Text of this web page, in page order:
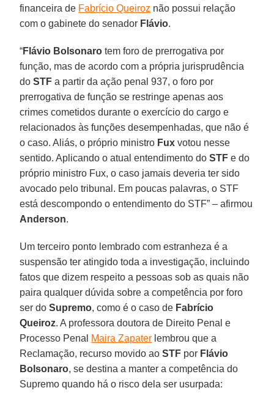
financeira de Fabrício Queiroz não possui relação
com o gabinete do senador Flávio.
“Flávio Bolsonaro tem foro de prerrogativa por
função, mas de acordo com a própria jurisprudência
doSTF a partir da ação penal 937, o foro por
prerrogativa de função se restringe apenas aos
crimes cometidos durante o exercício do cargo e
relacionados às funções desempenhadas, que não é
o caso. Aliás, o próprio ministro Fux votou nesse
sentido. Aplicando o atual entendimento doSTF e do
próprio ministro Fux, o caso jamais deveria ter sido
avocado pelo tribunal. Em poucas palavras, o STF
está descompondo o entendimento do STF” – afirmou
Anderson.
Um terceiro ponto lembrado com estranheza é a
suspensão ter atingido toda a investigação, incluindo
fatos que dizem respeito a pessoas sob as quais não
paira qualquer dúvida sobre a competência por foro
ser doSupremo, como é o caso de Fabrício
Queiroz. A professora doutora de Direito Penal e
Processo Penal Maira Zapater lembrou que a
Reclamação, recurso movido aoSTF por Flávio
Bolsonaro, se destina a manter a competência do
Supremo quando há o risco dela ser usurpada: